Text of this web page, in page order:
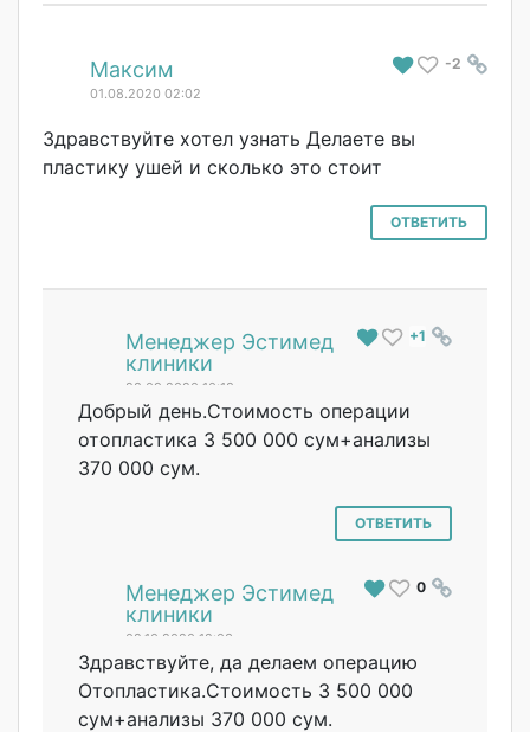
# -2
Максим
01.08.2020 02:02
Здравствуйте хотел узнать Делаете вы
пластику ушей и сколько это стоит
ОТВЕТИТЬ
# +1
Менеджер Эстимед
клиники
28.09.2020 10:18
Добрый день.Стоимость операции
отопластика 3 500 000 сум+анализы
370 000 сум.
ОТВЕТИТЬ
# 0
Менеджер Эстимед
клиники
02.10.2020 12:03
Здравствуйте, да делаем операцию
Отопластика.Стоимость 3 500 000
сум+анализы 370 000 сум.